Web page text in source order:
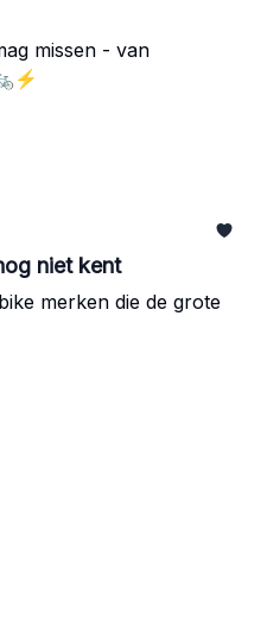
missen - van
niet kent
merken die de grote